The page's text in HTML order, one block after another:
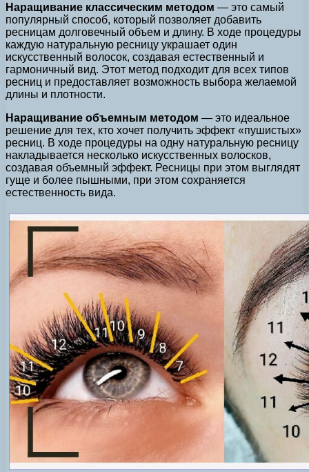
Наращивание классическим методом — это самый
популярный способ, который позволяет добавить
ресницам долговечный объем и длину. В ходе процедуры
каждую натуральную ресницу украшает один
искусственный волосок, создавая естественный и
гармоничный вид. Этот метод подходит для всех типов
ресниц и предоставляет возможность выбора желаемой
длины и плотности.
Наращивание объемным методом — это идеальное
решение для тех, кто хочет получить эффект «пушистых»
ресниц. В ходе процедуры на одну натуральную ресницу
накладывается несколько искусственных волосков,
создавая объемный эффект. Ресницы при этом выглядят
гуще и более пышными, при этом сохраняется
естественность вида.